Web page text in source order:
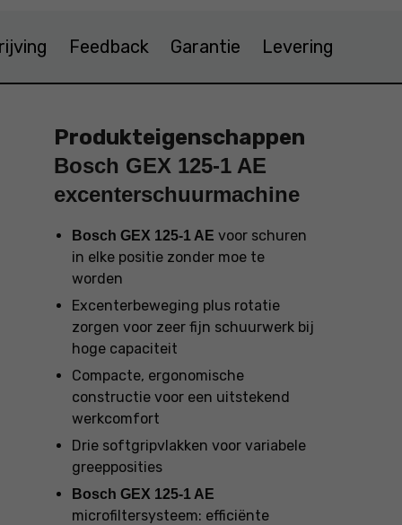
Feedback Garantie Levering
Produkteigenschappen
Bosch GEX 125-1 AE
excenterschuurmachine
Bosch GEX 125-1 AE voor schuren
in elke positie zonder moe te
worden
Excenterbeweging plus rotatie
zorgen voor zeer fijn schuurwerk bij
hoge capaciteit
Compacte, ergonomische
constructie voor een uitstekend
werkcomfort
Drie softgripvlakken voor variabele
greepposities
Bosch GEX 125-1 AE
microfiltersysteem: efficiënte